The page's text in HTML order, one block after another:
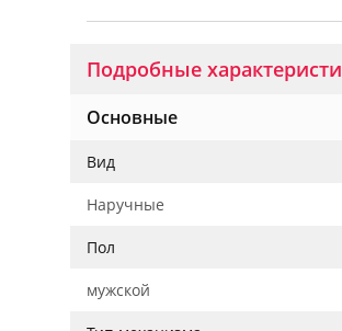
Подробные
Основные
Вид
Наручные
Пол
мужской